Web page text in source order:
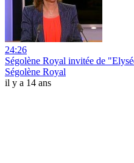
24:26
Ségolène Royal invitée de
Ségolène Royal
il y a 14 ans